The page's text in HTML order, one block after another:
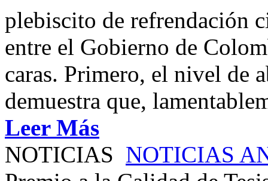
plebiscito de refrendación
entre el Gobierno de
caras. Primero, el nivel de
demuestra que,
Leer Más
NOTICIAS NOTICIAS